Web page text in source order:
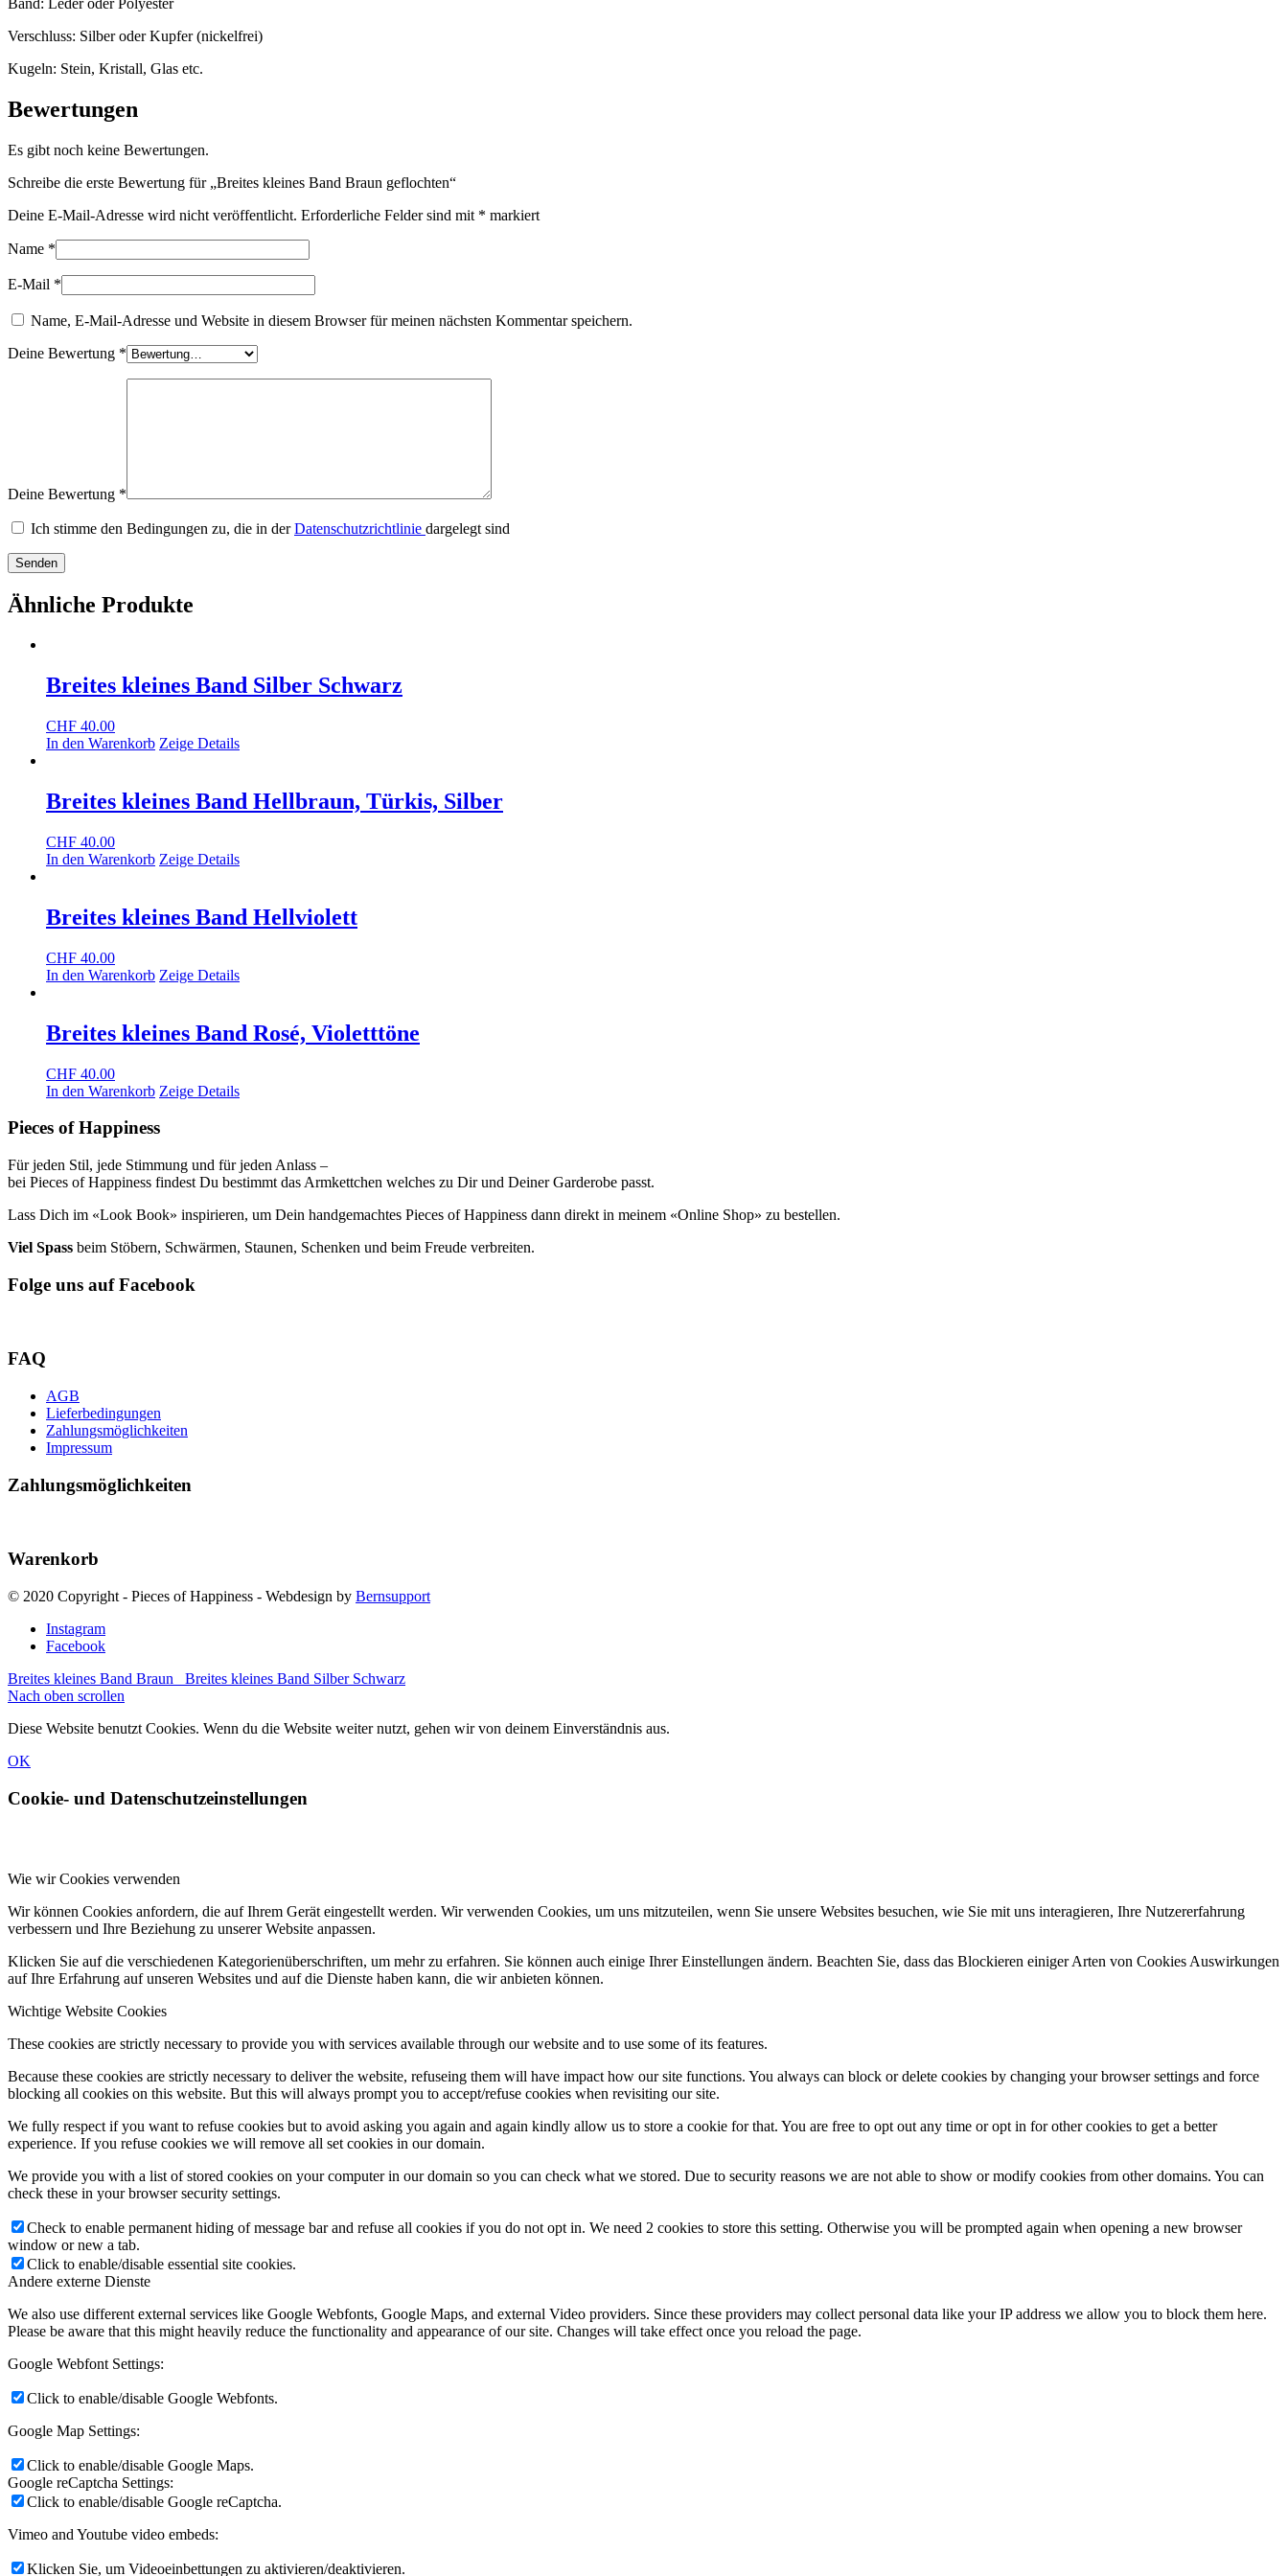
Verschluss: Silber oder Kupfer (nickelfrei)
Kugeln: Stein, Kristall, Glas etc.
Bewertungen
Es gibt noch keine Bewertungen.
Schreibe die erste Bewertung für „Breites kleines Band Braun geflochten“
Deine E-Mail-Adresse wird nicht veröffentlicht. Erforderliche Felder sind mit * markiert
Name *
E-Mail *
Name, E-Mail-Adresse und Website in diesem Browser für meinen nächsten Kommentar speichern.
Deine Bewertung *
Deine Bewertung *
Ich stimme den Bedingungen zu, die in derDatenschutzrichtlinie dargelegt sind
Ähnliche Produkte
Breites kleines Band Silber Schwarz
CHF 40.00
In den Warenkorb Zeige Details
Breites kleines Band Hellbraun, Türkis, Silber
CHF 40.00
In den Warenkorb Zeige Details
Breites kleines Band Hellviolett
CHF 40.00
In den Warenkorb Zeige Details
Breites kleines Band Rosé, Violetttöne
CHF 40.00
In den Warenkorb Zeige Details
Pieces of Happiness
Für jeden Stil, jede Stimmung und für jeden Anlass –
bei Pieces of Happiness findest Du bestimmt das Armkettchen welches zu Dir und Deiner Garderobe passt.
Lass Dich im «Look Book» inspirieren, um Dein handgemachtes Pieces of Happiness dann direkt in meinem «Online Shop» zu bestellen.
Viel Spass beim Stöbern, Schwärmen, Staunen, Schenken und beim Freude verbreiten.
Folge uns auf Facebook
FAQ
AGB
Lieferbedingungen
Zahlungsmöglichkeiten
Impressum
Zahlungsmöglichkeiten
Warenkorb
© 2020 Copyright - Pieces of Happiness - Webdesign by Bernsupport
Instagram
Facebook
Breites kleines Band Braun
Breites kleines Band Silber Schwarz
Nach oben scrollen
Diese Website benutzt Cookies. Wenn du die Website weiter nutzt, gehen wir von deinem Einverständnis aus.
OK
Cookie- und Datenschutzeinstellungen
Wie wir Cookies verwenden
Wir können Cookies anfordern, die auf Ihrem Gerät eingestellt werden. Wir verwenden Cookies, um uns mitzuteilen, wenn Sie unsere Websites besuchen, wie Sie mit uns interagieren, Ihre Nutzererfahrung
verbessern und Ihre Beziehung zu unserer Website anpassen.
Klicken Sie auf die verschiedenen Kategorienüberschriften, um mehr zu erfahren. Sie können auch einige Ihrer Einstellungen ändern. Beachten Sie, dass das Blockieren einiger Arten von Cookies Auswirkungen
auf Ihre Erfahrung auf unseren Websites und auf die Dienste haben kann, die wir anbieten können.
Wichtige Website Cookies
These cookies are strictly necessary to provide you with services available through our website and to use some of its features.
Because these cookies are strictly necessary to deliver the website, refuseing them will have impact how our site functions. You always can block or delete cookies by changing your browser settings and force
blocking all cookies on this website. But this will always prompt you to accept/refuse cookies when revisiting our site.
We fully respect if you want to refuse cookies but to avoid asking you again and again kindly allow us to store a cookie for that. You are free to opt out any time or opt in for other cookies to get a better
experience. If you refuse cookies we will remove all set cookies in our domain.
We provide you with a list of stored cookies on your computer in our domain so you can check what we stored. Due to security reasons we are not able to show or modify cookies from other domains. You can
check these in your browser security settings.
Check to enable permanent hiding of message bar and refuse all cookies if you do not opt in. We need 2 cookies to store this setting. Otherwise you will be prompted again when opening a new browser
window or new a tab.
Click to enable/disable essential site cookies.
Andere externe Dienste
We also use different external services like Google Webfonts, Google Maps, and external Video providers. Since these providers may collect personal data like your IP address we allow you to block them here.
Please be aware that this might heavily reduce the functionality and appearance of our site. Changes will take effect once you reload the page.
Google Webfont Settings:
Click to enable/disable Google Webfonts.
Google Map Settings:
Click to enable/disable Google Maps.
Google reCaptcha Settings:
Click to enable/disable Google reCaptcha.
Vimeo and Youtube video embeds:
Klicken Sie, um Videoeinbettungen zu aktivieren/deaktivieren.